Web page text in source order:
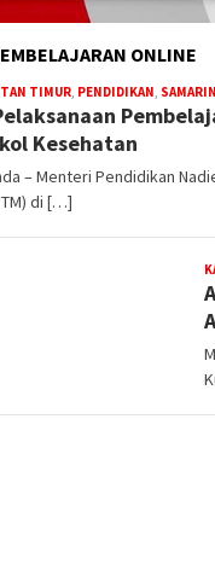
ONLINE
TIMUR PENDIDIKAN
Kesehatan
– Menteri Pendidikan
di […]